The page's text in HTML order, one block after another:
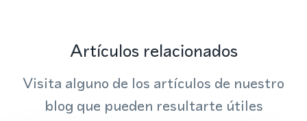
Artículos relacionados
Visita alguno de los artículos de nuestro
blog que pueden resultarte útiles